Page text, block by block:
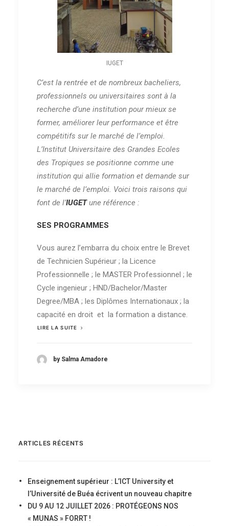
IUGET
C’est la rentrée et de nombreux bacheliers,
professionnels ou universitaires sont à la
recherche d’une institution pour mieux se
former, améliorer leur performance et être
compétitifs sur le marché de l’emploi.
L’Institut Universitaire des Grandes Ecoles
des Tropiques se positionne comme une
institution qui allie formation et demande sur
le marché de l’emploi. Voici trois raisons qui
font de l’IUGETune référence :
SES PROGRAMMES
Vous aurez l’embarra du choix entre le Brevet
de Technicien Supérieur ; la Licence
Professionnelle ; le MASTER Professionnel ; le
Cycle ingenieur ; HND/Bachelor/Master
Degree/MBA ; les Diplômes Internationaux ; la
capacité en droit et la formation a distance.
LIRE LA SUITE
by Salma Amadore
ARTICLES RÉCENTS
Enseignement supérieur : L’ICT University et
l’Université de Buéa écrivent un nouveau chapitre
DU 9 AU 12 JUILLET 2026 : PROTÉGEONS NOS
« MUNAS » FORRT !